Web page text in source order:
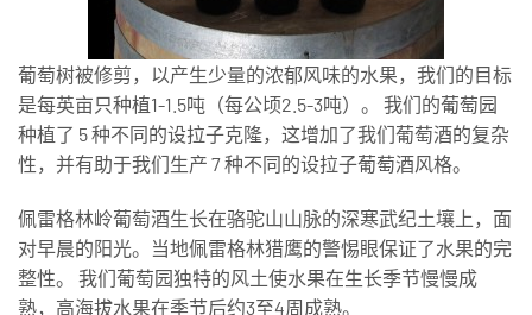
葡萄树被修剪，以产生少量的浓郁风味的水果，我们的目标
是每英亩只种植1-1.5吨（每公顷2.5-3吨）。 我们的葡萄园
种植了 5 种不同的设拉子克隆，这增加了我们葡萄酒的复杂
性，并有助于我们生产 7 种不同的设拉子葡萄酒风格。
佩雷格林岭葡萄酒生长在骆驼山山脉的深寒武纪土壤上，面
对早晨的阳光。当地佩雷格林猎鹰的警惕眼保证了水果的完
整性。 我们葡萄园独特的风土使水果在生长季节慢慢成
熟，高海拔水果在季节后约3至4周成熟。